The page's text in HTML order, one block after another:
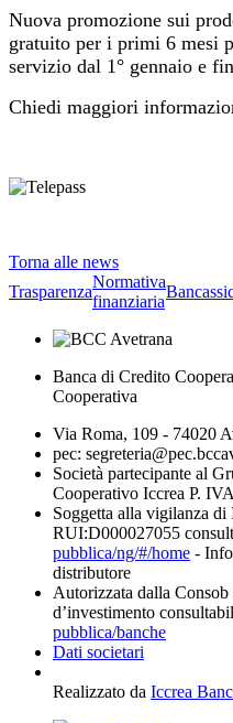
Nuova promozione sui
gratuito per i primi 6 mesi
servizio dal 1° gennaio e
Chiedi maggiori
Torna alle news
Trasparenza
Normativa
finanziaria
Banca di Credito
Cooperativa
Via Roma, 109 - 74020
pec:
Società partecipante al
Cooperativo Iccrea P.
Soggetta alla vigilanza
RUI:D000027055
pubblica/ng/#/home -
distributore
Autorizzata dalla
d’investimento
pubblica/banche
Dati societari
Realizzato da Iccrea